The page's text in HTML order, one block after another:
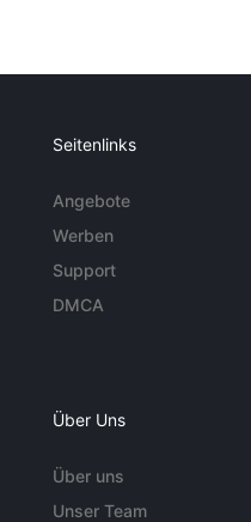
Seitenlinks
Angebote
Werben
Support
DMCA
Über Uns
Über uns
Unser Team